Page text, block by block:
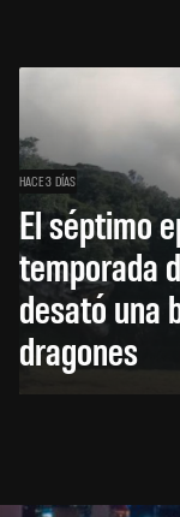
HACE 3 DÍAS
El séptimo
temporada
desató una
dragones